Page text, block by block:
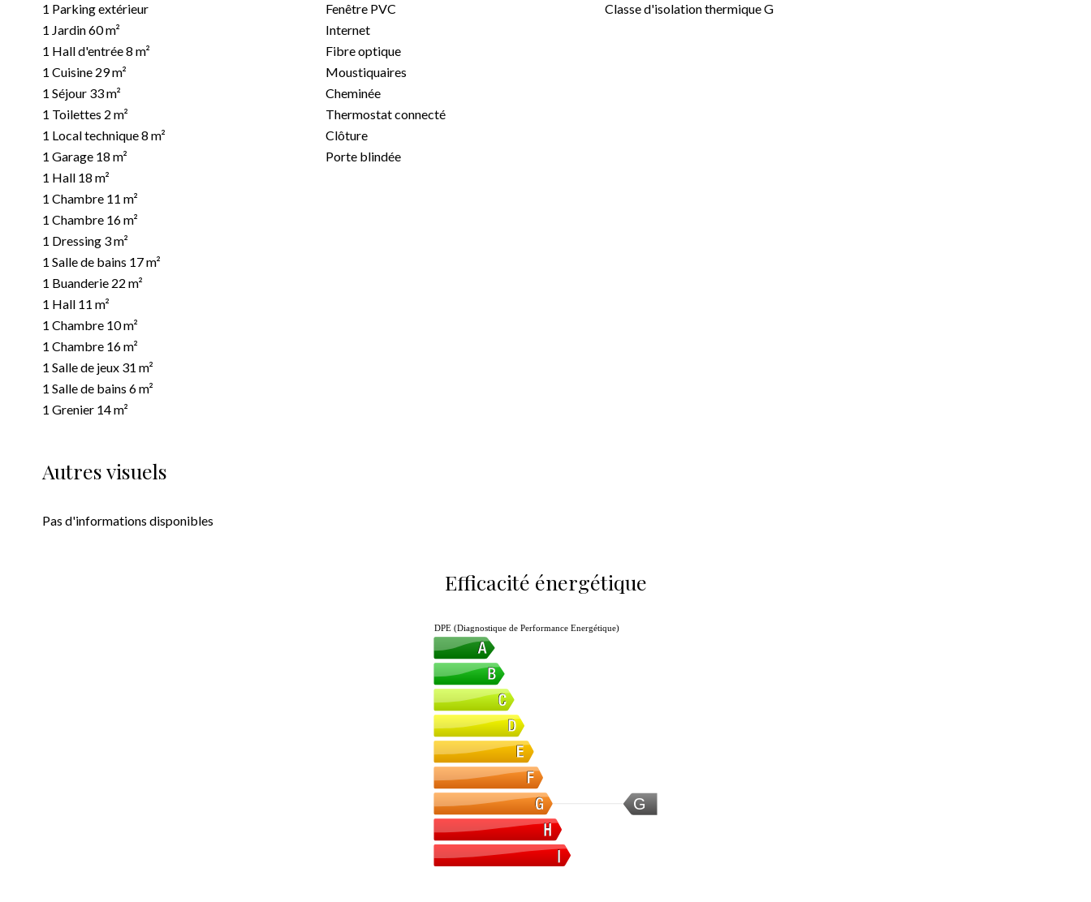
1 Parking extérieur
1 Jardin60 m²
1 Hall d'entrée8 m²
1 Cuisine 29 m²
1 Séjour 33 m²
1 Toilettes 2 m²
1 Local technique8 m²
1 Garage 18 m²
1 Hall 18 m²
1 Chambre 11 m²
1 Chambre 16 m²
1 Dressing 3 m²
1 Salle de bains 17 m²
1 Buanderie 22 m²
1 Hall 11 m²
1 Chambre 10 m²
1 Chambre 16 m²
1 Salle de jeux 31 m²
1 Salle de bains 6 m²
1 Grenier 14 m²
Fenêtre PVC
Internet
Fibre optique
Moustiquaires
Cheminée
Thermostat connecté
Clôture
Porte blindée
Classe d'isolation thermiqueG
Autres visuels
Pas d'informations disponibles
Efficacité énergétique
G
DPE (Diagnostique de Performance Energétique)